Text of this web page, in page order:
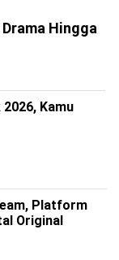
Hingga
Kamu
Platform
Original